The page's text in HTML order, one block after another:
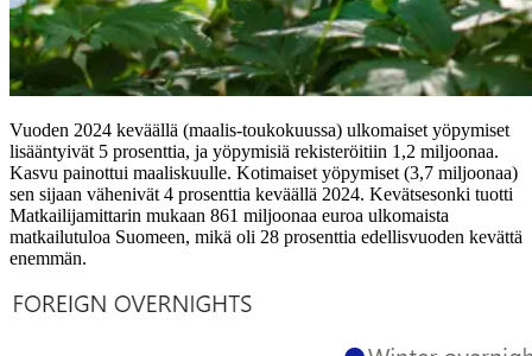
Vuoden 2024 keväällä (maalis-toukokuussa) ulkomaiset yöpymiset
lisääntyivät 5 prosenttia, ja yöpymisiä rekisteröitiin 1,2 miljoonaa.
Kasvu painottui maaliskuulle. Kotimaiset yöpymiset (3,7 miljoonaa)
sen sijaan vähenivät 4 prosenttia keväällä 2024. Kevätsesonki tuotti
Matkailijamittarin mukaan 861 miljoonaa euroa ulkomaista
matkailutuloa Suomeen, mikä oli 28 prosenttia edellisvuoden kevättä
enemmän.